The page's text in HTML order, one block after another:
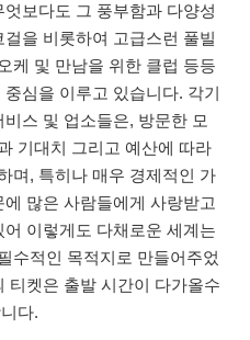
보다도 그 풍부함과 다양성
을 비롯하여 고급스런 풀빌
케 및 만남을 위한 클럽 등등
심을 이루고 있습니다. 각기
스 및 업소들은, 방문한 모
기대치 그리고 예산에 따라
며, 특히나 매우 경제적인 가
많은 사람들에게 사랑받고
이렇게도 다채로운 세계는
수적인 목적지로 만들어주었
티켓은 출발 시간이 다가올수
다.